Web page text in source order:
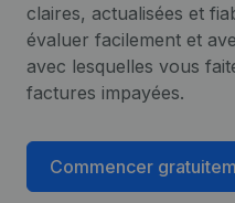
claires, actualisées et
évaluer facilement et
avec lesquelles vous
factures impayées.
Commencer